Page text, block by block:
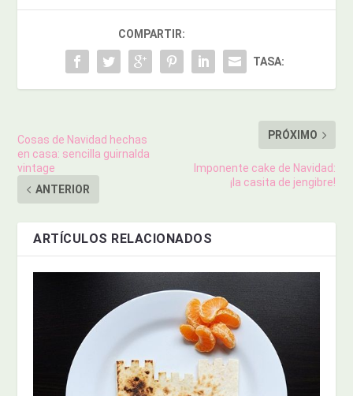
COMPARTIR:
TASA:
Cosas de Navidad hechas
en casa: sencilla guirnalda
vintage
ANTERIOR
PRÓXIMO
Imponente cake de Navidad:
¡la casita de jengibre!
ARTÍCULOS RELACIONADOS